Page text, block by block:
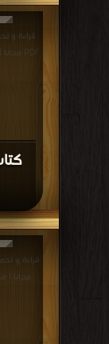
قراءة و
PDF مجانا | مكتبة >
مجانا |